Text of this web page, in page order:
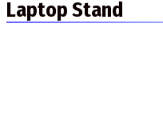
Laptop Stand